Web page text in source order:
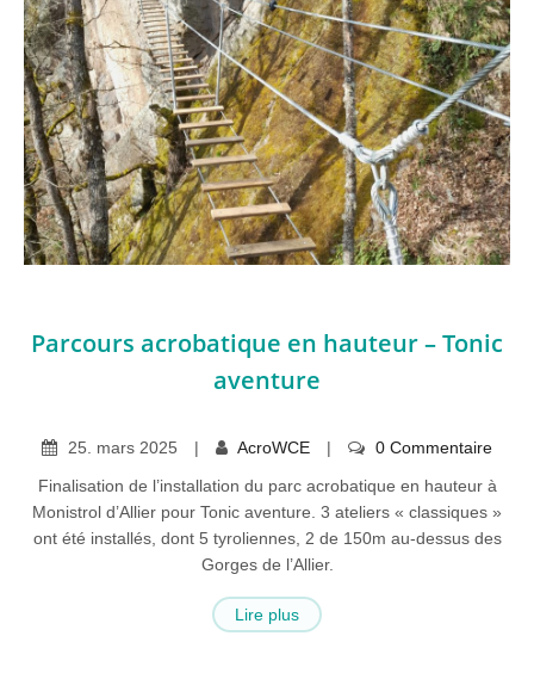
Parcours acrobatique en hauteur – Tonic
aventure
25 mars 2025 AcroWCE
0 Commentaire
Finalisation de l’installation du parc acrobatique en hauteur à
Monistrol d’Allier pour Tonic aventure. 3 ateliers « classiques »
ont été installés, dont 5 tyroliennes, 2 de 150m au-dessus des
Gorges de l’Allier.
Lire plus